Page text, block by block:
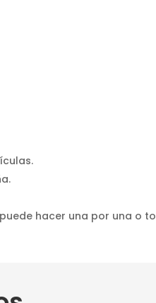
hacer una por una o